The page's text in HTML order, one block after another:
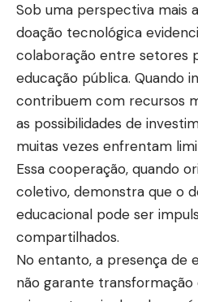
Sob uma perspectiva mais
doação tecnológica
colaboração entre setores
educação pública. Quando
contribuem com recursos
as possibilidades de
muitas vezes enfrentam
Essa cooperação, quando
coletivo, demonstra que o
educacional pode ser
compartilhados.
No entanto, a presença de
não garante transformação